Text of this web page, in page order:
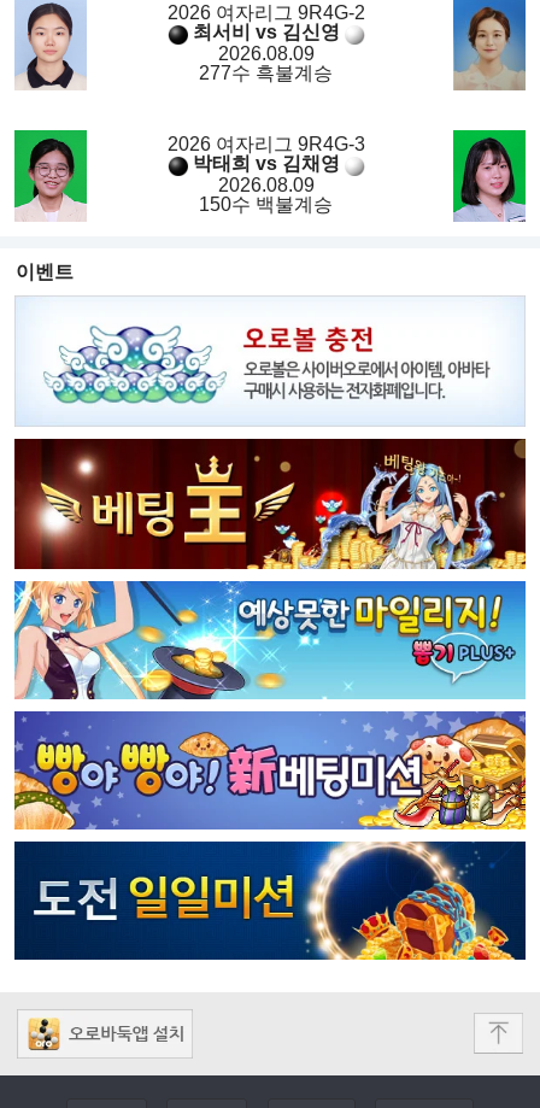
2026 여자리그 9R4G-2
최서비 vs 김신영
2026.08.09
277수 흑불계승
2026 여자리그 9R4G-3
박태희 vs 김채영
2026.08.09
150수 백불계승
이벤트